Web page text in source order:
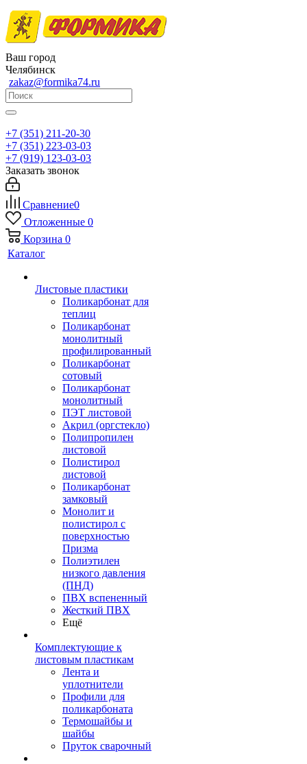
Ваш город
Челябинск
zakaz@formika74.ru
+7 (351) 211-20-30
+7 (351) 223-03-03
+7 (919) 123-03-03
Заказать звонок
Сравнение0
Отложенные 0
Корзина 0
Каталог
Листовые пластики
Поликарбонат для
теплиц
Поликарбонат
монолитный
профилированный
Поликарбонат
сотовый
Поликарбонат
монолитный
ПЭТ листовой
Акрил (оргстекло)
Полипропилен
листовой
Полистирол
листовой
Поликарбонат
замковый
Монолит и
полистирол с
поверхностью
Призма
Полиэтилен
низкого давления
(ПНД)
ПВХ вспененный
Жесткий ПВХ
Ещё
Комплектующие к
листовым пластикам
Лента и
уплотнители
Профили для
поликарбоната
Термошайбы и
шайбы
Пруток сварочный